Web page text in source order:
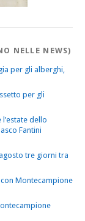
NELLE NEWS)
per gli alberghi,
per gli
dello
Fantini
tre giorni tra
Montecampione